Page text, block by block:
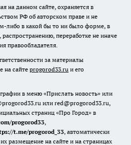
на данном сайте, охраняется в
РФ об авторском праве и не
либо в какой бы то ни было форме, в
переработке не иначе
правообладателя.
за материалы
на сайте progorod33.ru и его
в меню «Прислать новость» или
или red@progorod33.ru,
страниц «Про Город» в
progorod33,
t.me/progorod_33, автоматически
размещение на сайте и на страницах